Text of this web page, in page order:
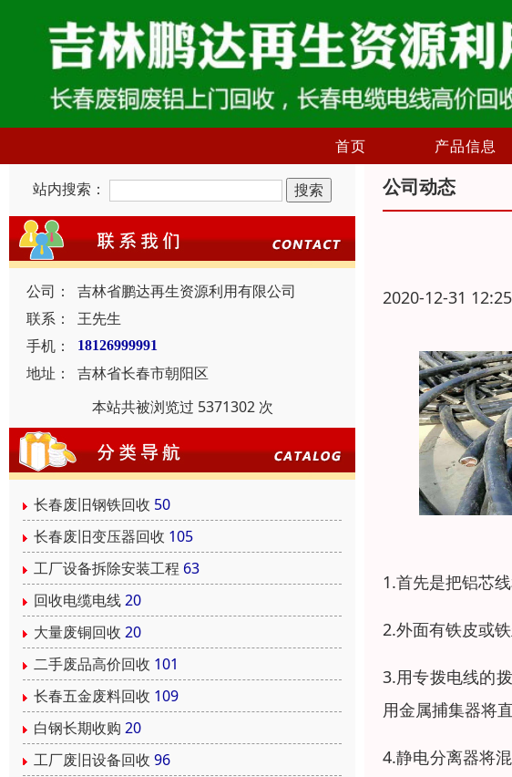
首页 产品信息
站内搜索：
公司：
吉林省鹏达再生资源利用有限公司
联系：
王先生
手机：
18126999991
地址：
吉林省长春市朝阳区
本站共被浏览过 5371302 次
长春废旧钢铁回收 50
长春废旧变压器回收 105
工厂设备拆除安装工程 63
回收电缆电线20
大量废铜回收 20
二手废品高价回收 101
长春五金废料回收 109
白钢长期收购 20
工厂废旧设备回收 96
公司动态
2020-12-31
1.首先是把铝芯
2.外面有铁皮或
3.用专拨电线的
用金属捕集器将
4.静电分离器将